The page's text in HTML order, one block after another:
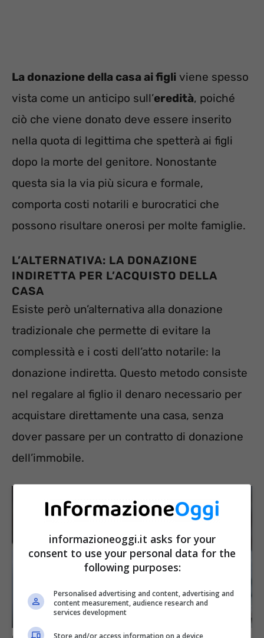
La donazione della casa ai figli viene spesso
vista come un anticipo sull’eredità, poiché
ciò che viene donato deve essere inserito
nella quota di legittima che spetterà ai figli
dopo la morte del genitore. Nonostante
questa sia la via più sicura e formale,
comporta costi notarili e burocratici che
possono risultare onerosi per molte famiglie.
L’ALTERNATIVA: LA DONAZIONE
INDIRETTA PER L’ACQUISTO DELLA
CASA
Esiste però un’alternativa alla donazione
tradizionale che permette di evitare la
complessità e i costi dell’atto notarile: la
donazione indiretta. Questo metodo consiste
nel regalare al figlio il denaro necessario per
acquistare direttamente una casa, senza
dover passare per un contratto di donazione
dell’immobile.
informazioneoggi.it asks for your
consent to use your personal data for the
following purposes:
Personalised advertising and content, advertising and
content measurement, audience research and
services development
Store and/or access information on a device